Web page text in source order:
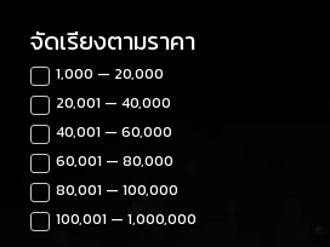
จัดเรียงตามราคา
1,000 — 20,000
20,001 — 40,000
40,001 — 60,000
60,001 — 80,000
80,001 — 100,000
100,001 — 1,000,000